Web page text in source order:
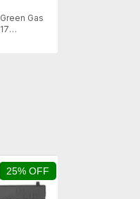
Gas
25% OFF